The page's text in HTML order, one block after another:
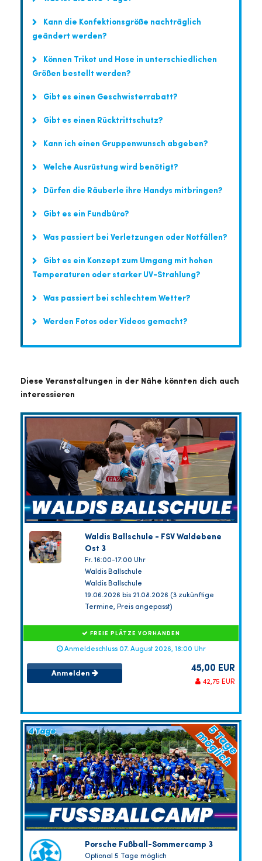
Kann die Konfektionsgröße nachträglich
geändert werden?
Können Trikot und Hose in unterschiedlichen
Größen bestellt werden?
Gibt es einen Geschwisterrabatt?
Gibt es einen Rücktrittschutz?
Kann ich einen Gruppenwunsch abgeben?
Welche Ausrüstung wird benötigt?
Dürfen die Räuberle ihre Handys mitbringen?
Gibt es ein Fundbüro?
Was passiert bei Verletzungen oder Notfällen?
Gibt es ein Konzept zum Umgang mit hohen
Temperaturen oder starker UV-Strahlung?
Was passiert bei schlechtem Wetter?
Werden Fotos oder Videos gemacht?
Diese Veranstaltungen in der Nähe könnten dich auch
interessieren
Waldis Ballschule - FSV Waldebene
Ost 3
Fr. 16:00-17:00 Uhr
Waldis Ballschule
Waldis Ballschule
19.06.2026 bis 21.08.2026 (3 zukünftige
Termine, Preis angepasst)
FREIE PLÄTZE VORHANDEN
Anmeldeschluss 07. August 2026, 18:00 Uhr
Anmelden 45,00 EUR
42,75 EUR
Porsche Fußball-Sommercamp 3
Optional 5 Tage möglich